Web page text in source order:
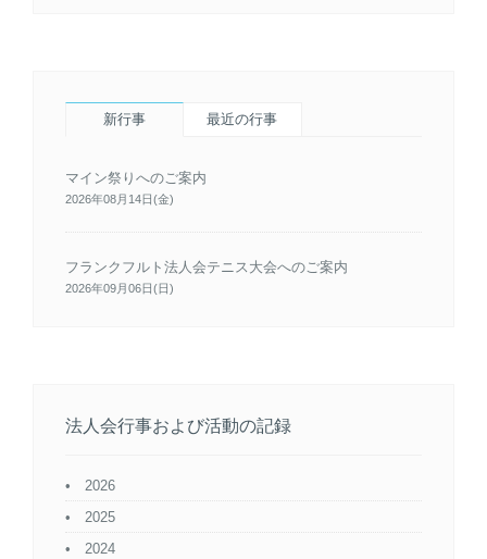
新行事 最近の行事
マイン祭りへのご案内
2026年08月14日(金)
フランクフルト法人会テニス大会へのご案内
2026年09月06日(日)
法人会行事および活動の記録
2026
2025
2024